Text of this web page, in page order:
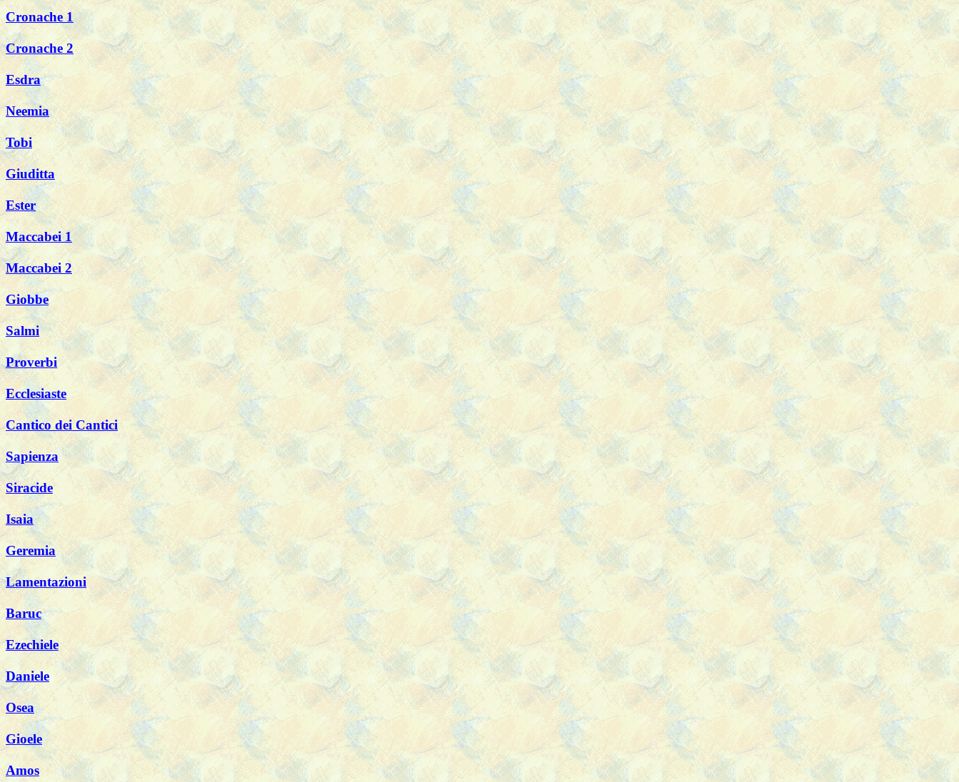
Cronache 1
Cronache 2
Esdra
Neemia
Tobi
Giuditta
Ester
Maccabei 1
Maccabei 2
Giobbe
Salmi
Proverbi
Ecclesiaste
Cantico dei Cantici
Sapienza
Siracide
Isaia
Geremia
Lamentazioni
Baruc
Ezechiele
Daniele
Osea
Gioele
Amos